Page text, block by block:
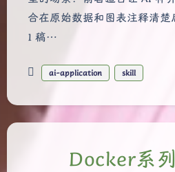
合在原始数据和图表注释清
1 稿…
ai-application skill
Docker系